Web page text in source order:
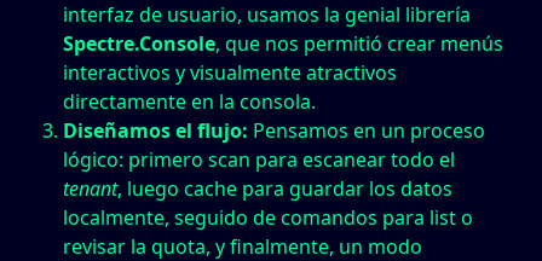
interfaz de usuario, usamos la genial librería
Spectre.Console, que nos permitió crear menús
interactivos y visualmente atractivos
directamente en la consola.
Diseñamos el flujo: Pensamos en un proceso
lógico: primeroscan para escanear todo el
tenant, luegocache para guardar los datos
localmente, seguido de comandos para listo
revisar laquota, y finalmente, un modo